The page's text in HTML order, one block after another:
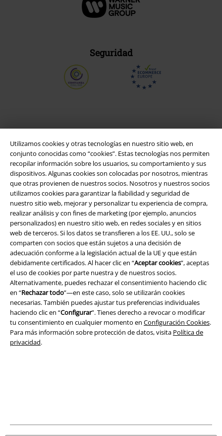
Utilizamos cookies y otras tecnologías en nuestro sitio web, en
conjunto conocidas como “cookies”. Estas tecnologías nos permiten
recopilar información sobre los usuarios, su comportamiento y sus
dispositivos. Algunas cookies son colocadas por nosotros, mientras
que otras provienen de nuestros socios. Nosotros y nuestros socios
utilizamos cookies para garantizar la fiabilidad y seguridad de
nuestro sitio web, mejorar y personalizar tu experiencia de compra,
realizar análisis y con fines de marketing (por ejemplo, anuncios
personalizados) en nuestro sitio web, en redes sociales y en sitios
web de terceros. Si los datos se transfieren a los EE. UU., solo se
comparten con socios que están sujetos a una decisión de
adecuación conforme a la legislación actual de la UE y que están
debidamente certificados. Al hacer clic en “Aceptar cookies”, aceptas
el uso de cookies por parte nuestra y de nuestros socios.
Alternativamente, puedes rechazar el consentimiento haciendo clic
en “Rechazar todo”—en este caso, solo se utilizarán cookies
necesarias. También puedes ajustar tus preferencias individuales
haciendo clic en “Configurar”. Tienes derecho a revocar o modificar
tu consentimiento en cualquier momento en Configuración Cookies.
Para más información sobre protección de datos, visita Política de
privacidad.
Seguridad
Legal
Términos y Condiciones
Aviso Legal
Ley protección de datos
Eliminación de residuos y protección del medioambiente
Declaración de Conformidad
Información sobre accesibilidad
Configuración Cookies